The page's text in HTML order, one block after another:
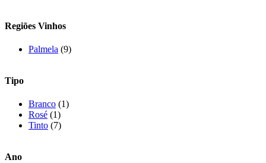
Regiões Vinhos
Palmela (9)
Tipo
Branco (1)
Rosé (1)
Tinto (7)
Ano